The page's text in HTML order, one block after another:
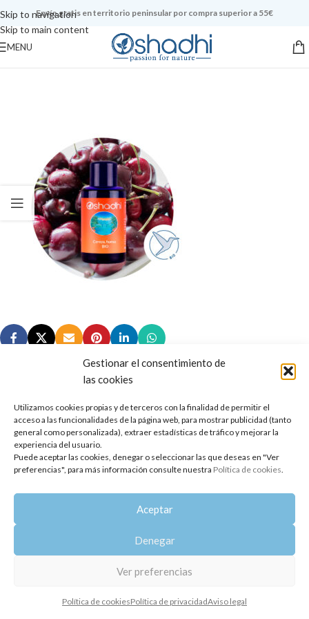
Gestionar el consentimiento de
las cookies
Utilizamos cookies propias y de terceros con la finalidad de permitir el
acceso a las funcionalidades de la página web, para mostrar publicidad (tanto
general como personalizada), extraer estadísticas de tráfico y mejorar la
experiencia del usuario.
Puede aceptar las cookies, denegar o seleccionar las que deseas en "Ver
preferencias", para más información consulte nuestra Política de cookies.
Aceptar
Denegar
Ver preferencias
Política de cookiesPolítica de privacidadAviso legal
Skip to navigation
Skip to main content
Envío gratis en territorio peninsular por compra superior a 55€
MENU
Copyright 2014-2025 Oshadhi España
Todos los derechos reservados.
Política de privacidad | Aviso legal | Política de cookies